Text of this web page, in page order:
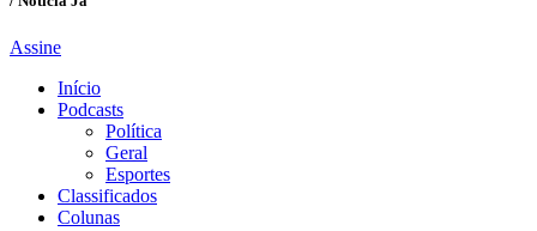
Assine
Início
Podcasts
Política
Geral
Esportes
Classificados
Colunas